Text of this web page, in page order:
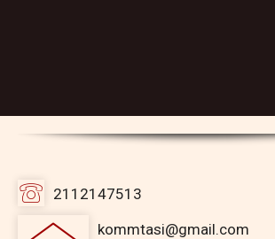
2112147513
kommtasi@gmail.com